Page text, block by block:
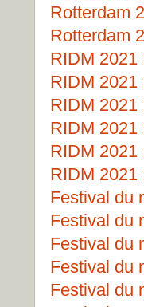
Rotterdam
Rotterdam
RIDM 2021
RIDM 2021
RIDM 2021
RIDM 2021
RIDM 2021
RIDM 2021
Festival du
Festival du
Festival du
Festival du
Festival du